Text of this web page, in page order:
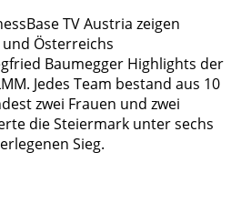
TV Austria zeigen
Österreichs
Baumegger Highlights der
Jedes Team bestand aus 10
zwei Frauen und zwei
die Steiermark unter sechs
Sieg.